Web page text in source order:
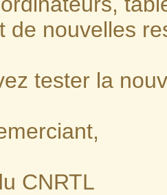
de nouvelles
tester la
CNRTL